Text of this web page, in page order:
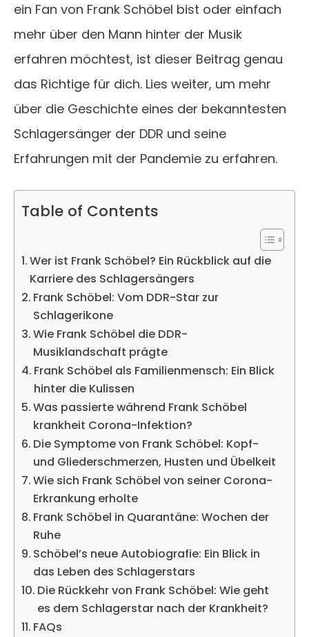
ein Fan von Frank Schöbel bist oder einfach
mehr über den Mann hinter der Musik
erfahren möchtest, ist dieser Beitrag genau
das Richtige für dich. Lies weiter, um mehr
über die Geschichte eines der bekanntesten
Schlagersänger der DDR und seine
Erfahrungen mit der Pandemie zu erfahren.
Table of Contents
Wer ist Frank Schöbel? Ein Rückblick auf die
Karriere des Schlagersängers
Frank Schöbel: Vom DDR-Star zur
Schlagerikone
Wie Frank Schöbel die DDR-
Musiklandschaft prägte
Frank Schöbel als Familienmensch: Ein Blick
hinter die Kulissen
Was passierte während Frank Schöbel
krankheit Corona-Infektion?
Die Symptome von Frank Schöbel: Kopf-
und Gliederschmerzen, Husten und Übelkeit
Wie sich Frank Schöbel von seiner Corona-
Erkrankung erholte
Frank Schöbel in Quarantäne: Wochen der
Ruhe
Schöbel’s neue Autobiografie: Ein Blick in
das Leben des Schlagerstars
Die Rückkehr von Frank Schöbel: Wie geht
es dem Schlagerstar nach der Krankheit?
FAQs